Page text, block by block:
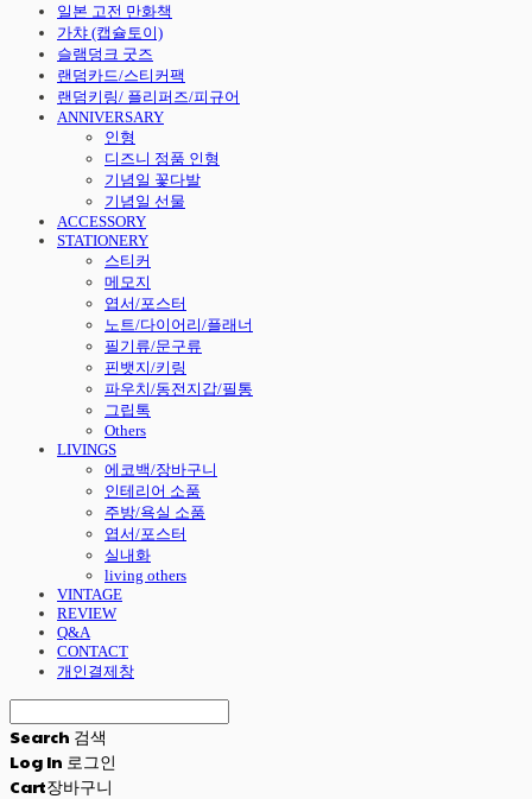
일본 고전 만화책
가챠 (캡슐토이)
슬램덩크 굿즈
랜덤카드/스티커팩
랜덤키링/ 플리퍼즈/피규어
ANNIVERSARY
인형
디즈니 정품 인형
기념일 꽃다발
기념일 선물
ACCESSORY
STATIONERY
스티커
메모지
엽서/포스터
노트/다이어리/플래너
필기류/문구류
핀뱃지/키링
파우치/동전지갑/필통
그립톡
Others
LIVINGS
에코백/장바구니
인테리어 소품
주방/욕실 소품
엽서/포스터
실내화
living others
VINTAGE
REVIEW
Q&A
CONTACT
개인결제창
Search 검색
Log In 로그인
Cart장바구니